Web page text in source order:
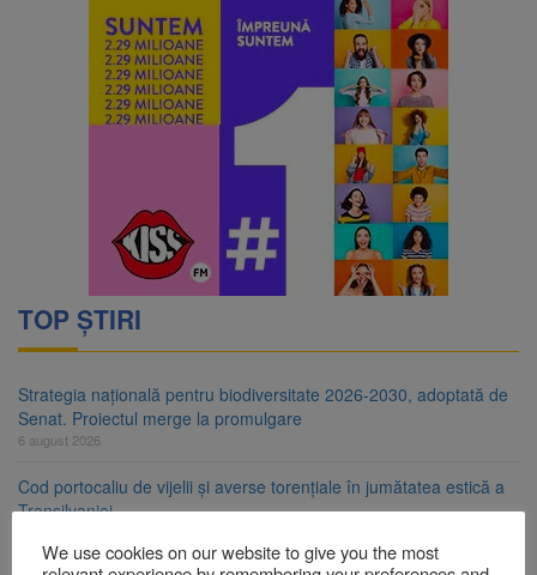
TOP ȘTIRI
Strategia națională pentru biodiversitate 2026-2030, adoptată de
Senat. Proiectul merge la promulgare
6 august 2026
Cod portocaliu de vijelii și averse torențiale în jumătatea estică a
Transilvaniei
We use cookies on our website to give you the most